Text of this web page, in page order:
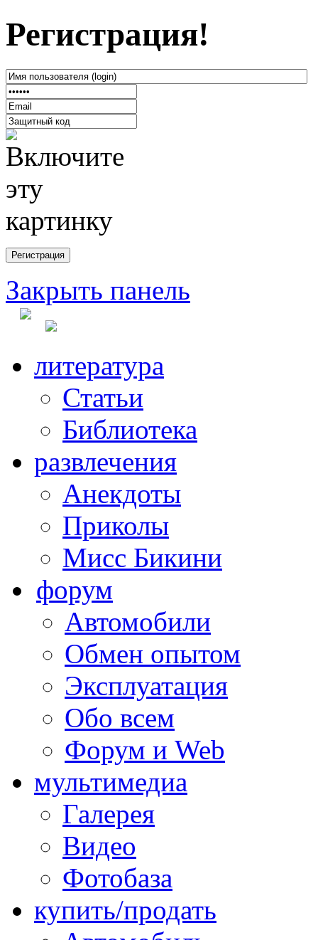
Регистрация!
Закрыть панель
литература
Статьи
Библиотека
развлечения
Анекдоты
Приколы
Мисс Бикини
форум
Автомобили
Обмен опытом
Эксплуатация
Обо всем
Форум и Web
мультимедиа
Галерея
Видео
Фотобаза
купить/продать